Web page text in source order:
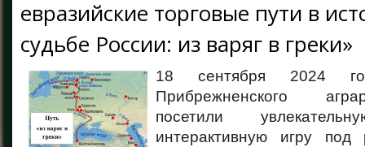
евразийские торговые пути в
судьбе России: из варяг в греки»
18 сентября 2024
Прибрежненского
посетили
интерактивную игру под